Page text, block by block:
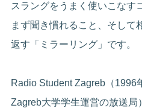
スラングをうまく使いこなす
まず聞き慣れること、そして
返す「ミラーリング」です。
Radio Student Zagreb（1996
Zagreb大学学生運営の放送